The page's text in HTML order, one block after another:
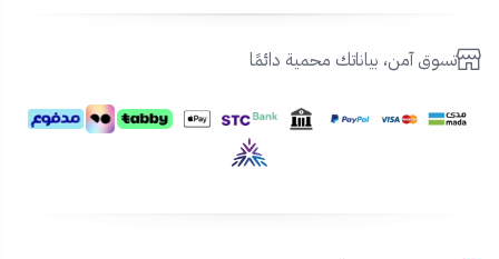
تسوق آمن، بياناتك محمية دائمًا